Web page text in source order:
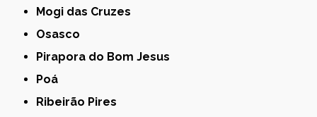
Mogi das Cruzes
Osasco
Pirapora do Bom Jesus
Poá
Ribeirão Pires